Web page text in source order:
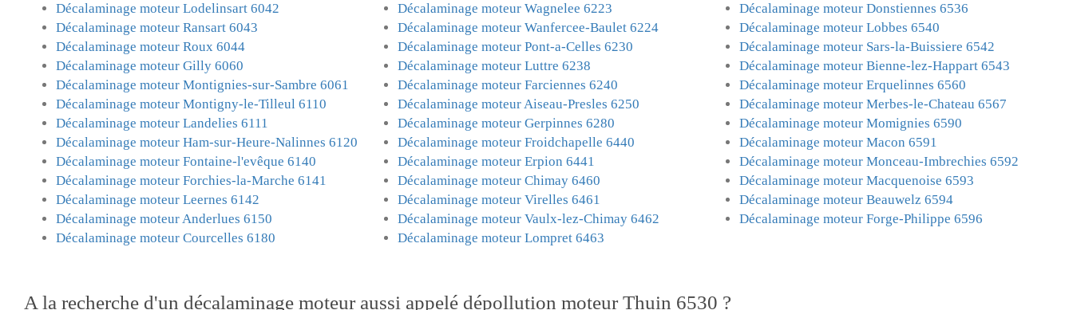
Décalaminage moteur Lodelinsart 6042
Décalaminage moteur Ransart 6043
Décalaminage moteur Roux 6044
Décalaminage moteur Gilly 6060
Décalaminage moteur Montignies-sur-Sambre 6061
Décalaminage moteur Montigny-le-Tilleul 6110
Décalaminage moteur Landelies 6111
Décalaminage moteur Ham-sur-Heure-Nalinnes 6120
Décalaminage moteur Fontaine-l'evêque 6140
Décalaminage moteur Forchies-la-Marche 6141
Décalaminage moteur Leernes 6142
Décalaminage moteur Anderlues 6150
Décalaminage moteur Courcelles 6180
Décalaminage moteur Wagnelee 6223
Décalaminage moteur Wanfercee-Baulet 6224
Décalaminage moteur Pont-a-Celles 6230
Décalaminage moteur Luttre 6238
Décalaminage moteur Farciennes 6240
Décalaminage moteur Aiseau-Presles 6250
Décalaminage moteur Gerpinnes 6280
Décalaminage moteur Froidchapelle 6440
Décalaminage moteur Erpion 6441
Décalaminage moteur Chimay 6460
Décalaminage moteur Virelles 6461
Décalaminage moteur Vaulx-lez-Chimay 6462
Décalaminage moteur Lompret 6463
Décalaminage moteur Donstiennes 6536
Décalaminage moteur Lobbes 6540
Décalaminage moteur Sars-la-Buissiere 6542
Décalaminage moteur Bienne-lez-Happart 6543
Décalaminage moteur Erquelinnes 6560
Décalaminage moteur Merbes-le-Chateau 6567
Décalaminage moteur Momignies 6590
Décalaminage moteur Macon 6591
Décalaminage moteur Monceau-Imbrechies 6592
Décalaminage moteur Macquenoise 6593
Décalaminage moteur Beauwelz 6594
Décalaminage moteur Forge-Philippe 6596
A la recherche d'un décalaminage moteur aussi appelé dépollution moteur Thuin 6530 ?